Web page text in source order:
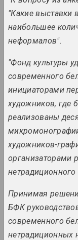
"Какие выставки
наибольшее
неформалов".
"Фонд культуры
современного
инициаторами
художников, где
реализованы
художников-
организаторами
нетрадиционного
Принимая
БФК
современного
нетрадиционных